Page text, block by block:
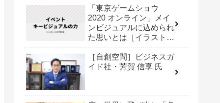
「東京ゲームショウ
2020 オンライン」メイ
ンビジュアルに込められ
た思いとは［イラストレ
［自創空間］ビジネスガ
イド社・芳賀 信享 氏